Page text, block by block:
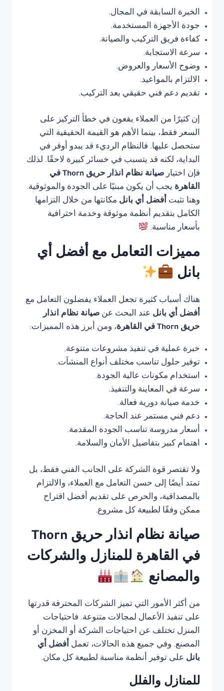
الخبرة السابقة في المجال.
جودة الأجهزة المستخدمة.
كفاءة فريق التركيب والصيانة.
سرعة الاستجابة.
وضوح الأسعار والعروض.
الالتزام بالمواعيد.
تقديم دعم فني حقيقي بعد التركيب.
إن كثيرًا من العملاء يقعون في خطأ التركيز على
السعر فقط، بينما الأهم هو القيمة الحقيقية التي
ستحصل عليها. فالنظام الرديء قد يبدو أوفر في
البداية، لكنه قد يتسبب في خسائر كبيرة لاحقًا. لذلك
فإن اختيار
صيانة نظام انذار حريق Thorn في
القاهرة يجب أن يكون مبنيًا على الجودة والموثوقية.
وهنا تثبت أفضل أي بانل مكانتها من خلال التزامها
الكامل بتقديم أنظمة موثوقة وخدمة احترافية
بأسعار مناسبة.
مميزات التعامل مع أفضل أي
بانل
هناك أسباب كثيرة تجعل العملاء يفضلون التعامل مع
أفضل أي بانل عند البحث عن صيانة نظام انذار
حريق Thorn في القاهرة
، ومن أبرز هذه المميزات:
خبرة عملية في تنفيذ مشروعات متنوعة.
توفير حلول تناسب مختلف أنواع المنشآت.
استخدام مكونات عالية الجودة.
سرعة في المعاينة والتنفيذ.
خدمة صيانة دورية فعالة.
دعم فني مستمر عند الحاجة.
أسعار مدروسة تناسب الجودة المقدمة.
اهتمام كبير بتفاصيل الأمان والسلامة.
ولا تقتصر قوة الشركة على الجانب الفني فقط، بل
تمتد أيضًا إلى حسن التعامل مع العملاء، والالتزام
بالمصداقية، والحرص على تقديم أفضل اقتراح
ممكن وفقًا لطبيعة كل مشروع.
صيانة نظام انذار حريق Thorn
في القاهرة للمنازل والشركات
والمصانع
من أكثر الأمور التي تميز الشركات المحترفة قدرتها
على تنفيذ الأعمال لمجالات متنوعة. فاحتياجات
المنزل تختلف عن احتياجات الشركة أو المخزن أو
المصنع. وفي جميع هذه الحالات، تعمل أفضل أي
بانل على توفير أنظمة مناسبة لطبيعة كل مكان.
للمنازل والفلل